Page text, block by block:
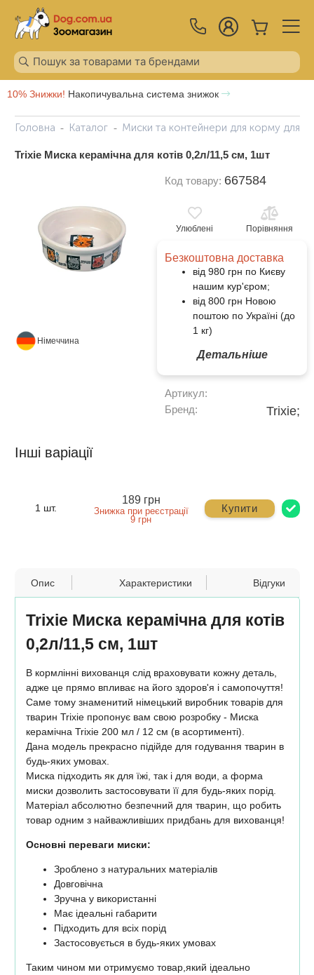
10% Знижки! Накопичувальна система знижок
Головна Каталог Миски та контейнери для корму для
Trixie Миска керамічна для котів 0,2л/11,5 см, 1шт
Німеччина
Код товару: 667584
Улюблені Порівняння
Безкоштовна доставка
від 980 грн по Києву
нашим кур'єром;
від 800 грн Новою
поштою по Україні (до
1 кг)
Детальніше
Артикул:
Бренд:
Trixie;
Інші варіації
1 шт.
189 грн
Знижка при реєстрації
9 грн
Купити
Опис Характеристики Відгуки
Trixie Миска керамічна для котів
0,2л/11,5 см, 1шт
В кормлінні вихованця слід враховувати кожну деталь,
адже це прямо впливає на його здоров'я і самопочуття!
Саме тому знаменитий німецький виробник товарів для
тварин Trixie пропонує вам свою розробку - Миска
керамічна Trixie 200 мл / 12 см (в асортименті).
Дана модель прекрасно підійде для годування тварин в
будь-яких умовах.
Миска підходить як для їжі, так і для води, а форма
миски дозволить застосовувати її для будь-яких порід.
Матеріал абсолютно безпечний для тварин, що робить
товар одним з найважливіших придбань для вихованця!
Основні переваги миски:
Зроблено з натуральних матеріалів
Довговічна
Зручна у використанні
Має ідеальні габарити
Підходить для всіх порід
Застосовується в будь-яких умовах
Таким чином ми отримуємо товар,який ідеально